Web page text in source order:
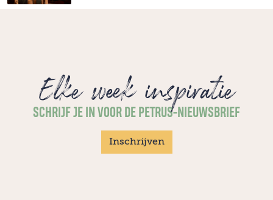
Elke week inspiratie
SCHRIJF JE IN VOOR DE PETRUS-NIEUWSBRIEF
Inschrijven